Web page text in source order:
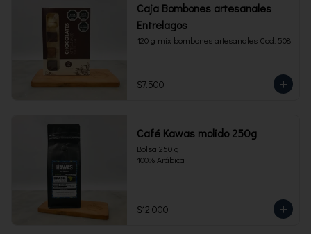
Caja Bombones artesanales
Entrelagos
120 g mix bombones artesanales Cod. 508
$7.500
Café Kawas molido 250g
Bolsa 250 g
100% Arábica
$12.000